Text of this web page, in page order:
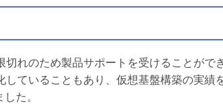
れのため製品サポートを受けることがで
ていることもあり、仮想基盤構築の実績
た。